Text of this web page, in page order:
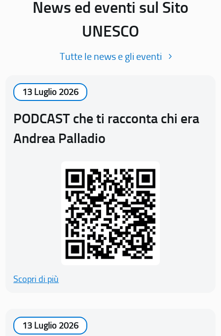
News ed eventi sul Sito
UNESCO
Tutte le news e gli eventi
13 Luglio 2026
PODCAST che ti racconta chi era
Andrea Palladio
Scopri di più
13 Luglio 2026